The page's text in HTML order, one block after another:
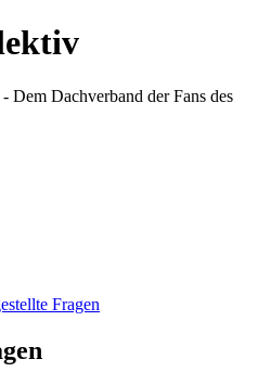
Dem Dachverband der Fans des
Fragen